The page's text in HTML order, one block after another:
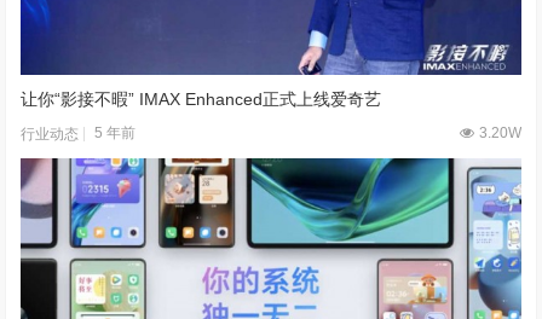
让你“影接不暇” IMAX Enhanced正式上线爱奇艺
行业动态 5 年前 3.20W